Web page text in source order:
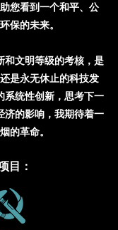
您看到一个和平、公
保的未来。
和文明等级的考核，是
是永无休止的科技发
系统性创新，思考下一
济的影响，我期待着一
的革命。
目：